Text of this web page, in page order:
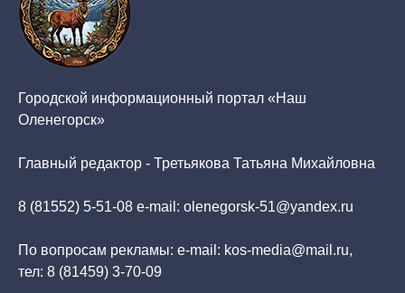
Городской информационный портал «Наш
Оленегорск»
Главный редактор - Третьякова Татьяна Михайловна
8 (81552) 5-51-08 e-mail: olenegorsk-51@yandex.ru
По вопросам рекламы: e-mail: kos-media@mail.ru,
тел: 8 (81459) 3-70-09